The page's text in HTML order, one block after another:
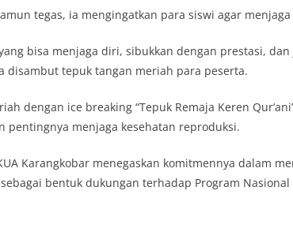
tegas, ia mengingatkan para siswi agar
bisa menjaga diri, sibukkan dengan prestasi,
disambut tepuk tangan meriah para peserta.
dengan ice breaking “Tepuk Remaja Keren
pentingnya menjaga kesehatan reproduksi.
Karangkobar menegaskan komitmennya dalam
bentuk dukungan terhadap Program Nasional